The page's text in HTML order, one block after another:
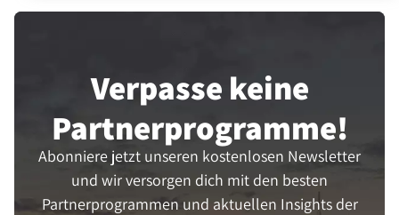
Verpasse keine
Partner­programme!
Abonniere jetzt unseren kostenlosen Newsletter
und wir versorgen dich mit den besten
Partnerprogrammen und aktuellen Insights der